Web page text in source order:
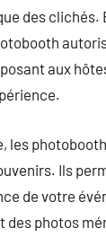
des
aux
les
Ils
de votre
photos